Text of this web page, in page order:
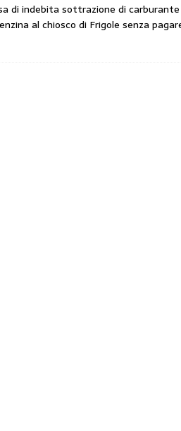
MERCATO PREZZI CARBURANTI
2026 ]
IP rinnova l’accordo con i gestori:
Carburanti, i sindacati al Mimit:
Taglio delle accise, il prezzo è
CARBURANTI. CONTROLLI SUI
di indebita sottrazione di
al chiosco di Frigole senza